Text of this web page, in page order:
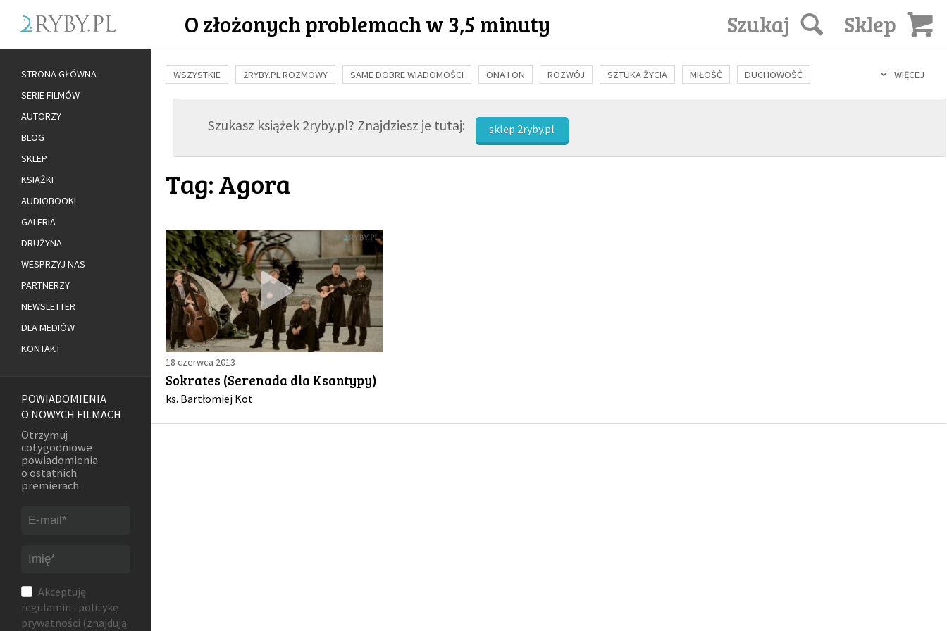
O złożonych problemach w 3,5 minuty Sklep
Szukaj
WIĘCEJ
WSZYSTKIE 2RYBY.PL ROZMOWY SAME DOBRE WIADOMOŚCI ONA I ON ROZWÓJ SZTUKA ŻYCIA MIŁOŚĆ DUCHOWOŚĆ
BUDOWANIE WIĘZI RODZINA NAUKA BIBLIA KOBIETA MĘŻCZYZNA RELIGIE FILOZOFIA KULTURA ŚWIĘCI SEKS IN VITRO
ADOPCJASzukasz książek 2ryby.pl? Znajdziesz je tutaj: sklep.2ryby.pl
Tag: Agora
18 czerwca 2013
Sokrates (Serenada dla Ksantypy)
ks. Bartłomiej Kot
STRONA GŁÓWNA
SERIE FILMÓW
AUTORZY
BLOG
SKLEP
KSIĄŻKI
AUDIOBOOKI
GALERIA
DRUŻYNA
WESPRZYJ NAS
PARTNERZY
NEWSLETTER
DLA MEDIÓW
KONTAKT
POWIADOMIENIA
O NOWYCH FILMACH
Otrzymuj
cotygodniowe
powiadomienia
o ostatnich
premierach.
Akceptuję
regulamin i politykę
prywatności (znajdują